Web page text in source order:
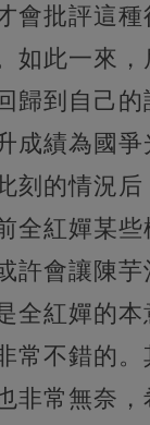
會批評這種
如此一來，
歸到自己的
成績為國爭
刻的情況后
全紅嬋某些
許會讓陳芋
全紅嬋的本
常不錯的
非常無奈，